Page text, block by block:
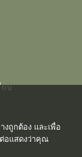
ยน
งถูกต้อง และเพื่อ
ต่อแสดงว่าคุณ